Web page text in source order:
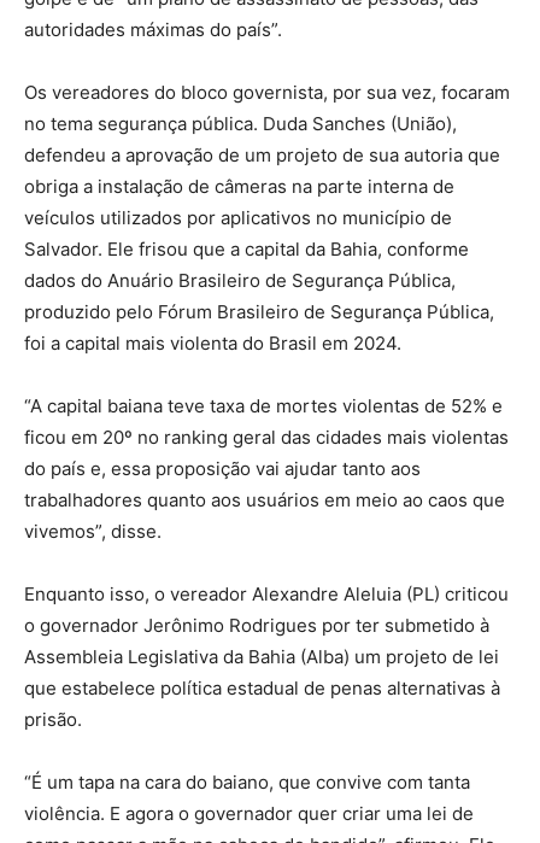
autoridades máximas do país”.
Os vereadores do bloco governista, por sua vez, focaram
no tema segurança pública. Duda Sanches (União),
defendeu a aprovação de um projeto de sua autoria que
obriga a instalação de câmeras na parte interna de
veículos utilizados por aplicativos no município de
Salvador. Ele frisou que a capital da Bahia, conforme
dados do Anuário Brasileiro de Segurança Pública,
produzido pelo Fórum Brasileiro de Segurança Pública,
foi a capital mais violenta do Brasil em 2024.
“A capital baiana teve taxa de mortes violentas de 52% e
ficou em 20º no ranking geral das cidades mais violentas
do país e, essa proposição vai ajudar tanto aos
trabalhadores quanto aos usuários em meio ao caos que
vivemos”, disse.
Enquanto isso, o vereador Alexandre Aleluia (PL) criticou
o governador Jerônimo Rodrigues por ter submetido à
Assembleia Legislativa da Bahia (Alba) um projeto de lei
que estabelece política estadual de penas alternativas à
prisão.
“É um tapa na cara do baiano, que convive com tanta
violência. E agora o governador quer criar uma lei de